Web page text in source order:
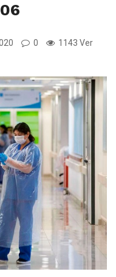
0 1143 Ver